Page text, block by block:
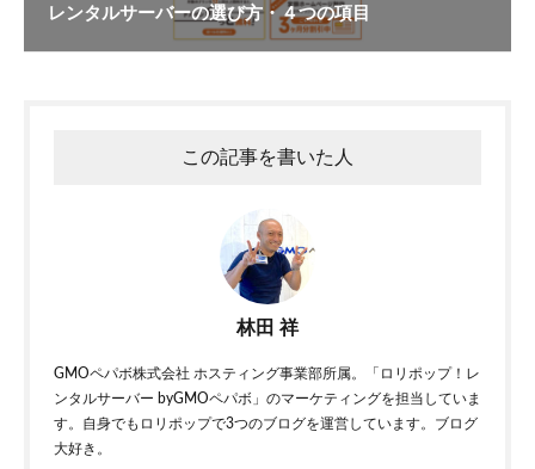
レンタルサーバーの選び方・４つの項目
この記事を書いた人
林田 祥
GMOペパボ株式会社 ホスティング事業部所属。「ロリポップ！レ
ンタルサーバー byGMOペパボ」のマーケティングを担当していま
す。自身でもロリポップで3つのブログを運営しています。ブログ
大好き。